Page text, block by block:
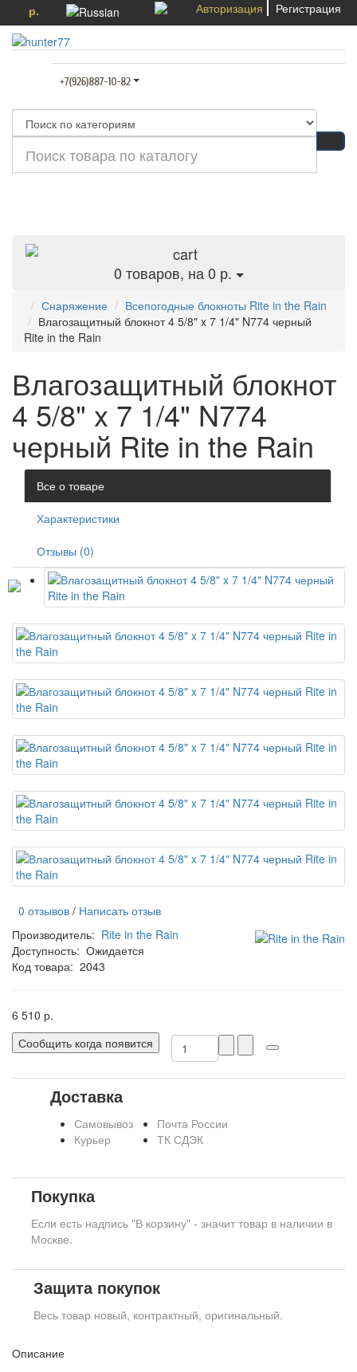
р. Авторизация Регистрация
0 товаров, на 0 р.
Снаряжение
Всепогодные блокноты Rite in the Rain
Влагозащитный блокнот 4 5/8" x 7 1/4" N774 черный
Rite in the Rain
Влагозащитный блокнот
4 5/8" x 7 1/4" N774
черный Rite in the Rain
Все о товаре
Характеристики
Отзывы (0)
0 отзывов / Написать отзыв
Производитель: Rite in the Rain
Доступность: Ожидается
Код товара: 2043
6 510 р.
Сообщить когда появится
Доставка
Самовывоз
Курьер
Почта России
ТК СДЭК
Покупка
Если есть надпись "В корзину" - значит товар в наличии в
Москве.
Защита покупок
Весь товар новый, контрактный, оригинальный.
Описание